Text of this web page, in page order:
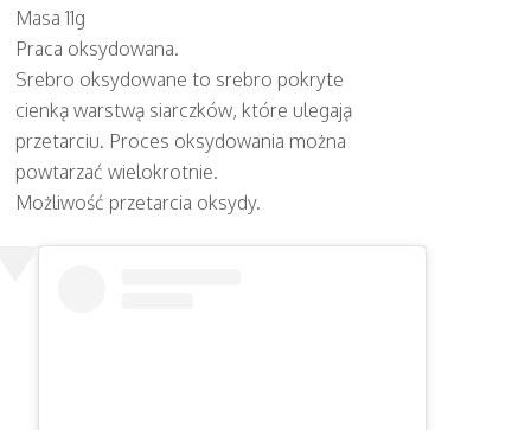
Masa 11g
Praca oksydowana.
Srebro oksydowane to srebro pokryte
cienką warstwą siarczków, które ulegają
przetarciu. Proces oksydowania można
powtarzać wielokrotnie.
Możliwość przetarcia oksydy.